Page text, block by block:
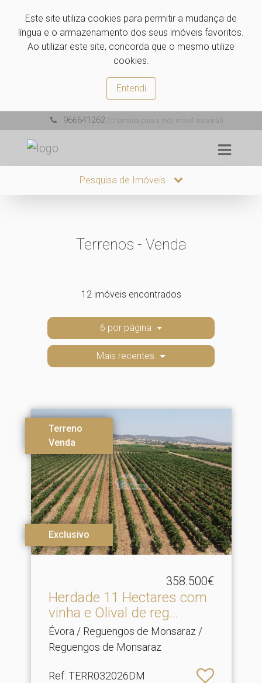
Este site utiliza cookies para permitir a mudança de
língua e o armazenamento dos seus imóveis favoritos.
Ao utilizar este site, concorda que o mesmo utilize
cookies.
Entendi
966641262 (Chamada para a rede móvel nacional)
Pesquisa de Imóveis
Terrenos - Venda
12 imóveis encontrados
6 por página
Mais recentes
Terreno
Venda
Exclusivo
358.500€
Herdade 11 Hectares com
vinha e Olival de reg.​..
Évora / Reguengos de Monsaraz /
Reguengos de Monsaraz
Ref: TERR032026DM